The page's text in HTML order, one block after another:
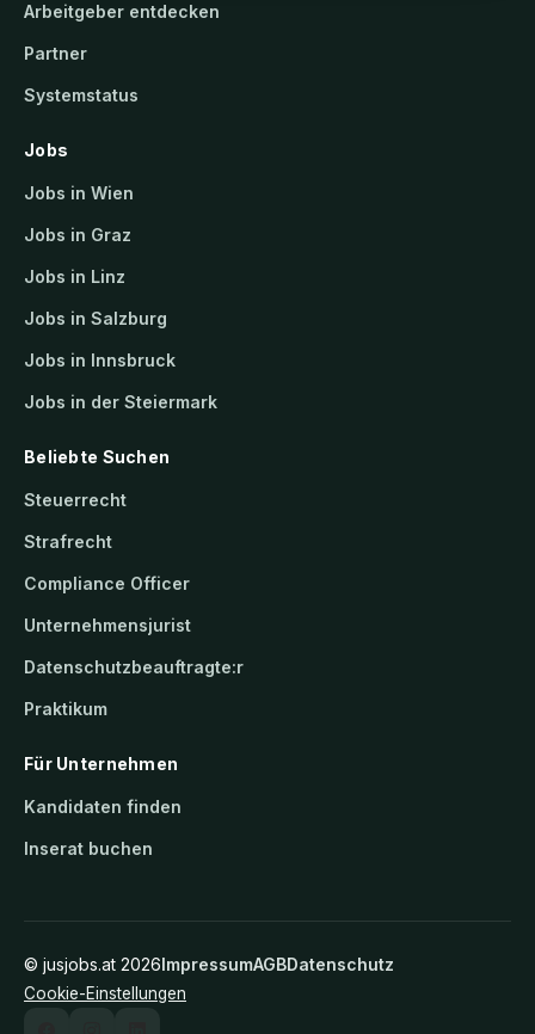
Arbeitgeber entdecken
Partner
Systemstatus
Jobs
Jobs in Wien
Jobs in Graz
Jobs in Linz
Jobs in Salzburg
Jobs in Innsbruck
Jobs in der Steiermark
Beliebte Suchen
Steuerrecht
Strafrecht
Compliance Officer
Unternehmensjurist
Datenschutzbeauftragte:r
Praktikum
Für Unternehmen
Kandidaten finden
Inserat buchen
© jusjobs.at 2026ImpressumAGBDatenschutz
Cookie-Einstellungen